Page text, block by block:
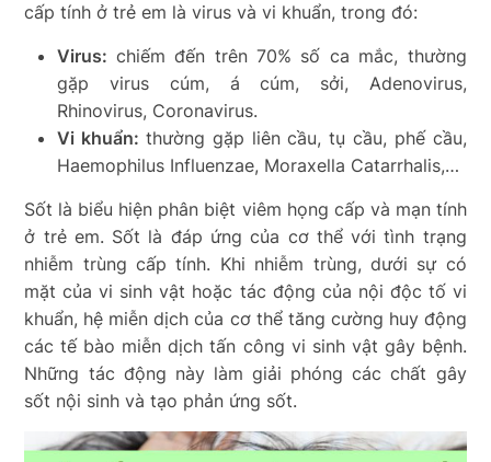
cấp tính ở trẻ em là virus và vi khuẩn, trong đó:
Virus: chiếm đến trên 70% số ca mắc, thường
gặp virus cúm, á cúm, sởi, Adenovirus,
Rhinovirus, Coronavirus.
Vi khuẩn:thường gặp liên cầu, tụ cầu, phế cầu,
Haemophilus Influenzae, Moraxella Catarrhalis,…
Sốt là biểu hiện phân biệt viêm họng cấp và mạn tính
ở trẻ em. Sốt là đáp ứng của cơ thể với tình trạng
nhiễm trùng cấp tính. Khi nhiễm trùng, dưới sự có
mặt của vi sinh vật hoặc tác động của nội độc tố vi
khuẩn, hệ miễn dịch của cơ thể tăng cường huy động
các tế bào miễn dịch tấn công vi sinh vật gây bệnh.
Những tác động này làm giải phóng các chất gây
sốt nội sinh và tạo phản ứng sốt.